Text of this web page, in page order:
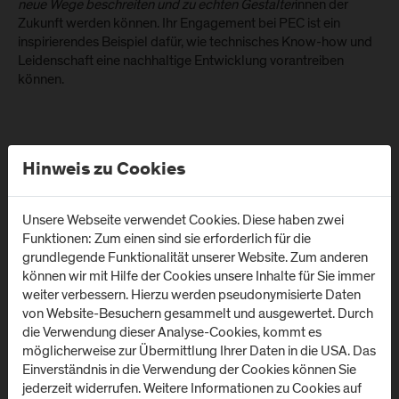
neue Wege beschreiten und zu echten Gestalterinnen der
Zukunft werden können. Ihr Engagement bei PEC ist ein
inspirierendes Beispiel dafür, wie technisches Know-how und
Leidenschaft eine nachhaltige Entwicklung vorantreiben
können.
Newsletter-Anmeldung
Standorte
Hinweis zu Cookies
Unsere Webseite verwendet Cookies. Diese haben zwei
Funktionen: Zum einen sind sie erforderlich für die
grundlegende Funktionalität unserer Website. Zum anderen
können wir mit Hilfe der Cookies unsere Inhalte für Sie immer
weiter verbessern. Hierzu werden pseudonymisierte Daten
von Website-Besuchern gesammelt und ausgewertet. Durch
die Verwendung dieser Analyse-Cookies, kommt es
möglicherweise zur Übermittlung Ihrer Daten in die USA. Das
Einverständnis in die Verwendung der Cookies können Sie
jederzeit widerrufen. Weitere Informationen zu Cookies auf